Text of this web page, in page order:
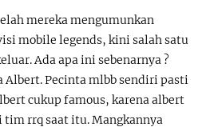
mereka mengumunkan
mobile legends, kini salah satu
Ada apa ini sebenarnya ?
Albert. Pecinta mlbb sendiri pasti
cukup famous, karena albert
rrq saat itu. Mangkannya